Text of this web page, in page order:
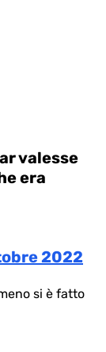
valesse
era
2022
si è fatto